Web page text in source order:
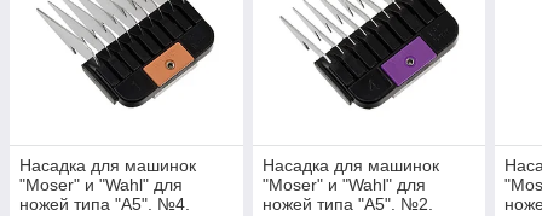
Насадка для машинок
"Moser" и "Wahl" для
ножей типа "А5". №4.
Насадка для машинок
"Moser" и "Wahl" для
ножей типа "А5". №2.